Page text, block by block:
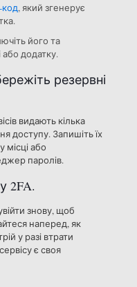
код, який згенерує
його та
або додатку.
резервні
видають кілька
доступу. Запишіть їх
місці або
паролів.
2FA.
знову, щоб
наперед, як
у разі втрати
є своя